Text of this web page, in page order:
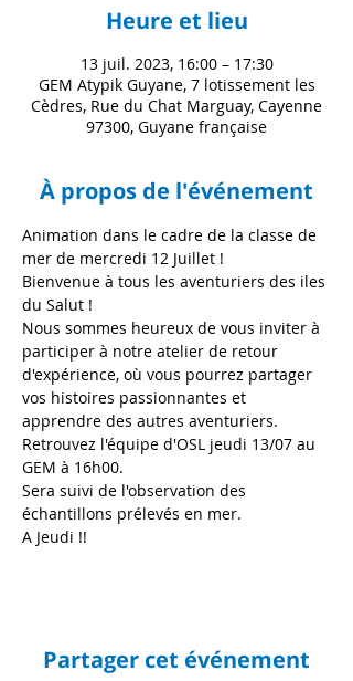
Heure et lieu
13 juil. 2023, 16:00 – 17:30
GEM Atypik Guyane, 7 lotissement les
Cèdres, Rue du Chat Marguay, Cayenne
97300, Guyane française
À propos de l'événement
Animation dans le cadre de la classe de
mer de mercredi 12 Juillet !
Bienvenue à tous les aventuriers des iles
du Salut !
Nous sommes heureux de vous inviter à
participer à notre atelier de retour
d'expérience, où vous pourrez partager
vos histoires passionnantes et
apprendre des autres aventuriers.
Retrouvez l'équipe d'OSL jeudi 13/07 au
GEM à 16h00.
Sera suivi de l'observation des
échantillons prélevés en mer.
A Jeudi !!
Partager cet événement